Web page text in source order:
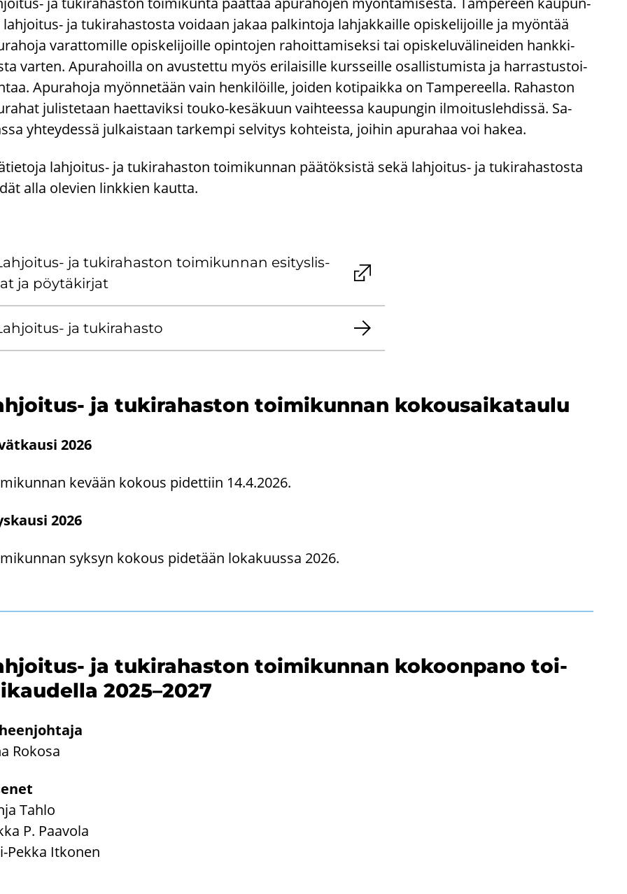
lahjoitus-​ ja tu­ki­ra­has­tos­ta voi­daan jakaa pal­kin­to­ja lah­jak­kail­le opis­ke­li­joil­le ja myön­tää
va­rat­to­mil­le opis­ke­li­joil­le opin­to­jen ra­hoit­ta­mi­sek­si tai opis­ke­lu­vä­li­nei­den hank­ki­
var­ten. Apu­ra­hoil­la on avus­tet­tu myös eri­lai­sil­le kurs­seil­le osal­lis­tu­mis­ta ja har­ras­tus­toi­
Apu­ra­ho­ja myön­ne­tään vain hen­ki­löil­le, joi­den ko­ti­paik­ka on Tam­pe­reel­la. Ra­has­ton
ju­lis­te­taan haet­ta­vik­si touko-​kesäkuun vaih­tees­sa kau­pun­gin il­moi­tus­leh­dis­sä. Sa­
yh­tey­des­sä jul­kais­taan tar­kem­pi sel­vi­tys koh­teis­ta, joi­hin apu­ra­haa voi hakea.
lahjoitus-​ ja tu­ki­ra­has­ton toi­mi­kun­nan pää­tök­sis­tä sekä lahjoitus-​ ja tu­ki­ra­has­tos­ta
alla ole­vien link­kien kaut­ta.
ja tu­ki­ra­has­ton toi­mi­kun­nan esi­tys­lis­
ja pöy­tä­kir­jat
ja tu­ki­ra­has­to
ja tu­ki­ra­has­ton toi­mi­kun­nan ko­kousai­ka­tau­lu
2026
ke­vään ko­kous pi­det­tiin 14.4.2026.
2026
syk­syn ko­kous pi­de­tään lo­ka­kuus­sa 2026.
ja tu­ki­ra­has­ton toi­mi­kun­nan ko­koon­pa­no toi­
2025–2027
Ro­ko­sa
Tahlo
P. Paa­vo­la
​Pekka It­ko­nen